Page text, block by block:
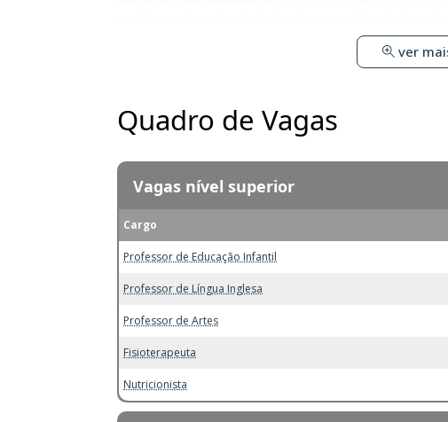
ver
Quadro de Vagas
Vagas nível superior
Cargo
Professor de Educação Infantil
Professor de Língua Inglesa
Professor de Artes
Fisioterapeuta
Nutricionista